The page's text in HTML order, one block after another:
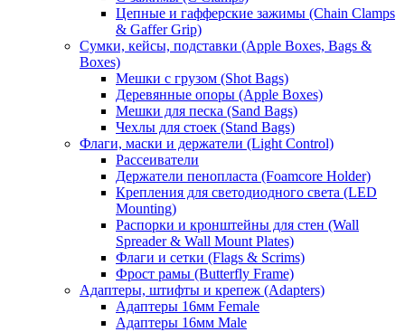
Цепные и гафферские зажимы (Chain Clamps
& Gaffer Grip)
Сумки, кейсы, подставки (Apple Boxes, Bags &
Boxes)
Мешки с грузом (Shot Bags)
Деревянные опоры (Apple Boxes)
Мешки для песка (Sand Bags)
Чехлы для стоек (Stand Bags)
Флаги, маски и держатели (Light Control)
Рассеиватели
Держатели пенопласта (Foamcore Holder)
Крепления для светодиодного света (LED
Mounting)
Распорки и кронштейны для стен (Wall
Spreader & Wall Mount Plates)
Флаги и сетки (Flags & Scrims)
Фрост рамы (Butterfly Frame)
Адаптеры, штифты и крепеж (Adapters)
Адаптеры 16мм Female
Адаптеры 16мм Male